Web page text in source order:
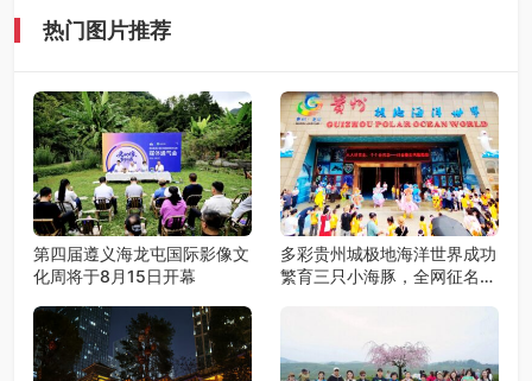
热门图片推荐
第四届遵义海龙屯国际影像文
化周将于8月15日开幕
多彩贵州城极地海洋世界成功
繁育三只小海豚，全网征名正